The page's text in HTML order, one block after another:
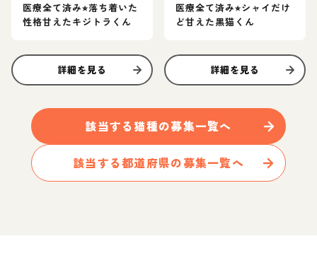
医療全て済み⭐︎落ち着いた
性格甘えたキジトラくん
詳細を見る
医療全て済み⭐︎シャイだけ
ど甘えた黒猫くん
詳細を見る
該当する 猫種の募集一覧へ
該当する都道府県の募集一覧へ